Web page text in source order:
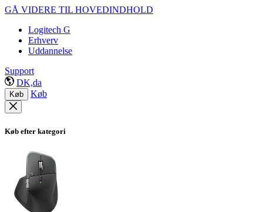
GÅ VIDERE TIL HOVEDINDHOLD
Logitech G
Erhverv
Uddannelse
Support
DK,da
Køb Køb
Køb efter kategori